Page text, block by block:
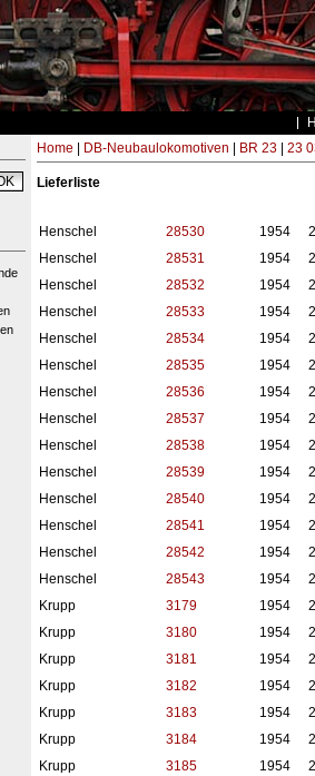
Home DB-Neubaulokomotiven BR 23| 23
Lieferliste
Henschel 28530 1954
Henschel
28531 1954
Henschel
28532 1954
Henschel
28533 1954
Henschel
28534 1954
Henschel
28535 1954
Henschel
28536 1954
Henschel
28537 1954
Henschel
28538 1954
Henschel
28539 1954
Henschel
28540 1954
Henschel
28541 1954
Henschel
28542 1954
Henschel
28543 1954
Krupp
3179 1954
Krupp
3180 1954
Krupp
3181 1954
Krupp
3182 1954
Krupp
3183 1954
Krupp
3184 1954
Krupp
3185 1954